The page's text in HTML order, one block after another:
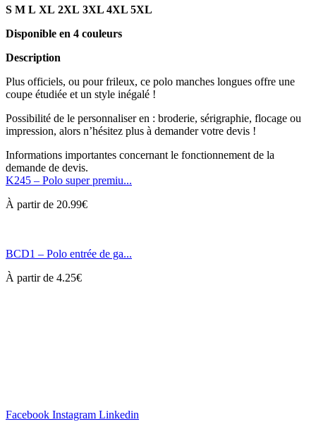
S M L XL 2XL 3XL 4XL 5XL
Disponible en 4 couleurs
Description
Plus officiels, ou pour frileux, ce polo manches longues offre une
coupe étudiée et un style inégalé !
Possibilité de le personnaliser en : broderie, sérigraphie, flocage ou
impression, alors n’hésitez plus à demander votre devis !
Informations importantes concernant le fonctionnement de la
demande de devis.
K245 – Polo super premiu...
À partir de 20.99€
BCD1 – Polo entrée de ga...
À partir de 4.25€
Facebook Instagram Linkedin